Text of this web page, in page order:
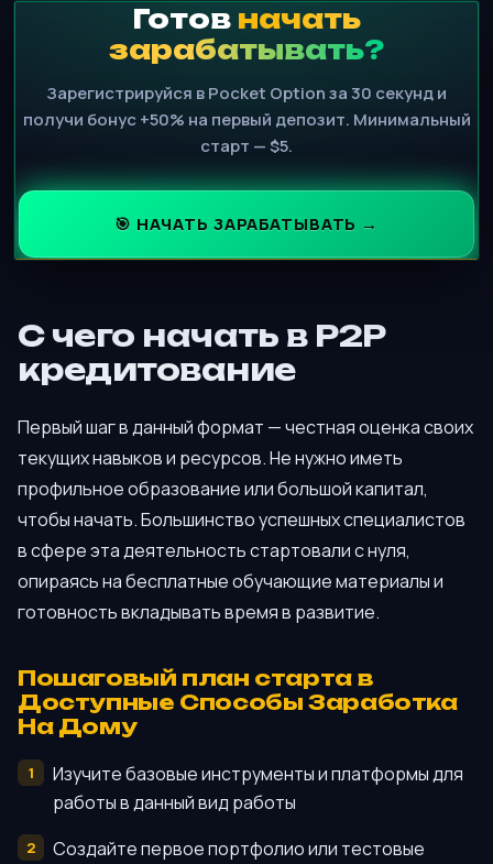
Готов начать
зарабатывать?
Зарегистрируйся в Pocket Option за 30 секунд и
получи бонус +50% на первый депозит. Минимальный
старт — $5.
🎯 НАЧАТЬ ЗАРАБАТЫВАТЬ →
С чего начать в P2P
кредитование
Первый шаг в данный формат — честная оценка своих
текущих навыков и ресурсов. Не нужно иметь
профильное образование или большой капитал,
чтобы начать. Большинство успешных специалистов
в сфере эта деятельность стартовали с нуля,
опираясь на бесплатные обучающие материалы и
готовность вкладывать время в развитие.
Пошаговый план старта в
Доступные Способы Заработка
На Дому
Изучите базовые инструменты и платформы для
работы в данный вид работы
Создайте первое портфолио или тестовые